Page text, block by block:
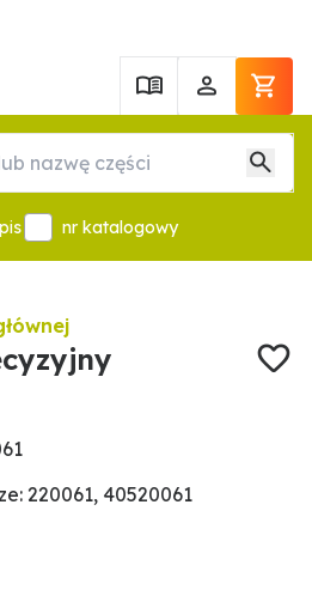
nr katalogowy
220061, 40520061